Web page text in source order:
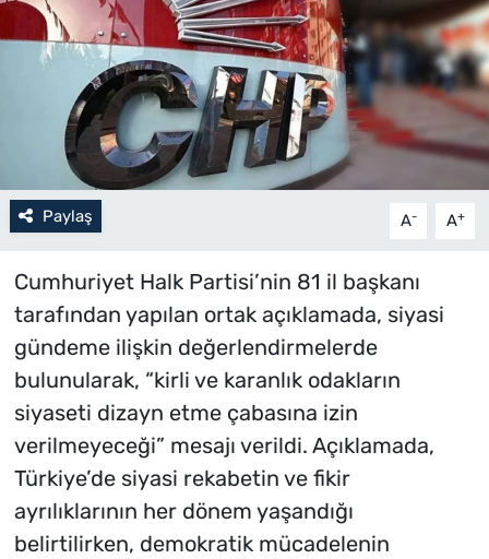
Paylaş A- A+
Cumhuriyet Halk Partisi’nin 81 il başkanı
tarafından yapılan ortak açıklamada, siyasi
gündeme ilişkin değerlendirmelerde
bulunularak, “kirli ve karanlık odakların
siyaseti dizayn etme çabasına izin
verilmeyeceği” mesajı verildi. Açıklamada,
Türkiye’de siyasi rekabetin ve fikir
ayrılıklarının her dönem yaşandığı
belirtilirken, demokratik mücadelenin